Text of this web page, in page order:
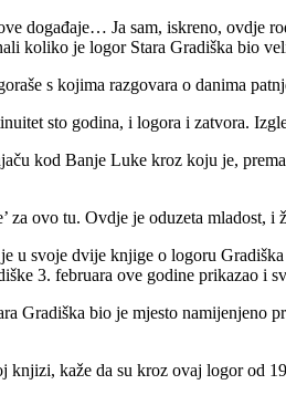
događaje… Ja sam, iskreno, ovdje
koliko je logor Stara Gradiška bio
s kojima razgovara o danima
sto godina, i logora i zatvora.
kod Banje Luke kroz koju je,
za ovo tu. Ovdje je oduzeta
u svoje dvije knjige o logoru
3. februara ove godine prikazao i
Gradiška bio je mjesto namijenjeno
knjizi, kaže da su kroz ovaj logor od